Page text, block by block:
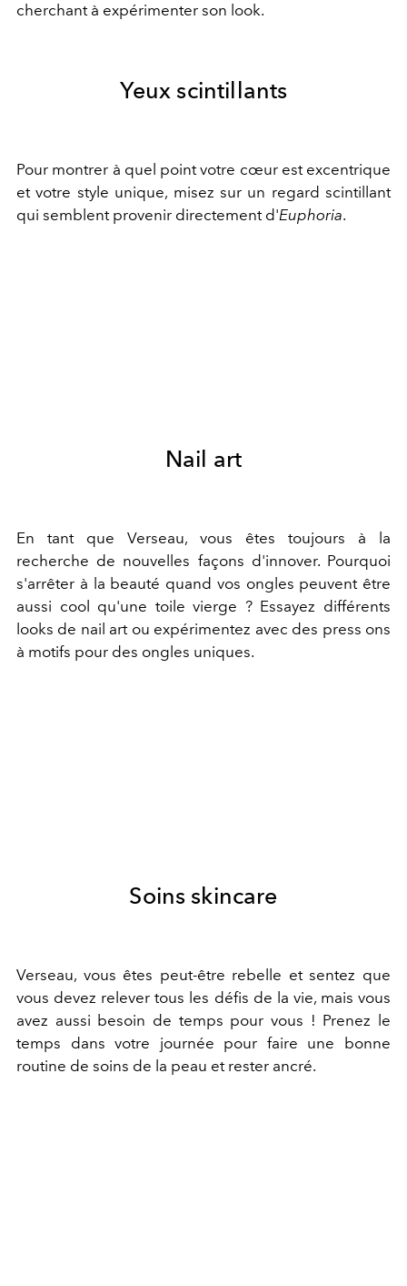
cherchant à expérimenter son look.
Yeux scintillants
Pour montrer à quel point votre cœur est excentrique
et votre style unique, misez sur un regard scintillant
qui semblent provenir directement d'Euphoria.
Nail art
En tant que Verseau, vous êtes toujours à la
recherche de nouvelles façons d'innover. Pourquoi
s'arrêter à la beauté quand vos ongles peuvent être
aussi cool qu'une toile vierge ? Essayez différents
looks de nail art ou expérimentez avec des press ons
à motifs pour des ongles uniques.
Soins skincare
Verseau, vous êtes peut-être rebelle et sentez que
vous devez relever tous les défis de la vie, mais vous
avez aussi besoin de temps pour vous ! Prenez le
temps dans votre journée pour faire une bonne
routine de soins de la peau et rester ancré.